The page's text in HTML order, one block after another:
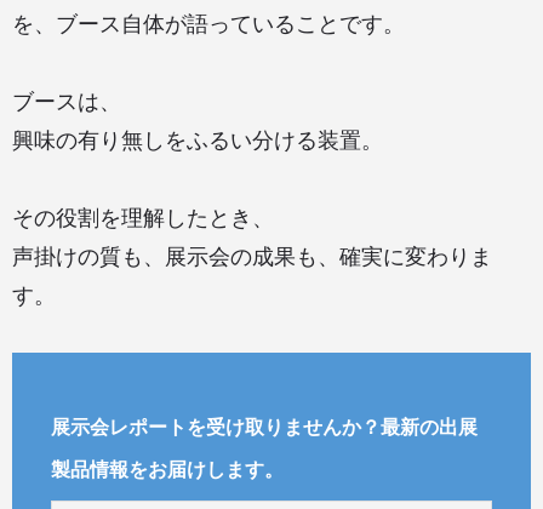
を、ブース自体が語っていることです。
ブースは、
興味の有り無しをふるい分ける装置。
その役割を理解したとき、
声掛けの質も、展示会の成果も、確実に変わりま
す。
展示会レポートを受け取りませんか？最新の出展
製品情報をお届けします。